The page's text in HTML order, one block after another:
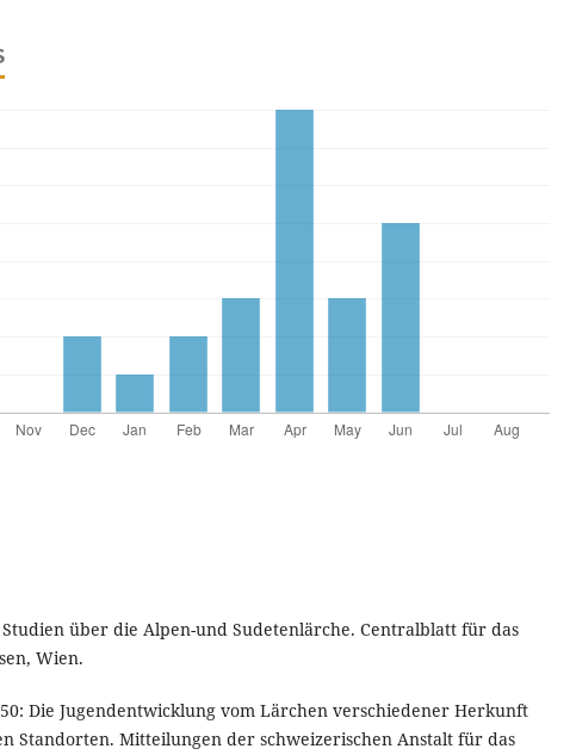
Studien über die Alpen-und Sudetenlärche. Centralblatt für das
Wien.
Die Jugendentwicklung vom Lärchen verschiedener Herkunft
Standorten. Mitteilungen der schweizerischen Anstalt für das